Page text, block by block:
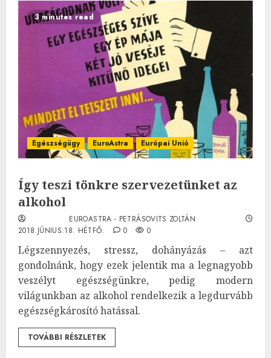
3 minutes read
Egészségügy EuroAstra Európai Unió
Így teszi tönkre szervezetünket az
alkohol
EUROASTRA - PETRÁSOVITS ZOLTÁN
2018.JÚNIUS.18. HÉTFŐ.
0 0
Légszennyezés, stressz, dohányázás – azt
gondolnánk, hogy ezek jelentik ma a legnagyobb
veszélyt egészségünkre, pedig modern
világunkban az alkohol rendelkezik a legdurvább
egészségkárosító hatással.
TOVÁBBI RÉSZLETEK